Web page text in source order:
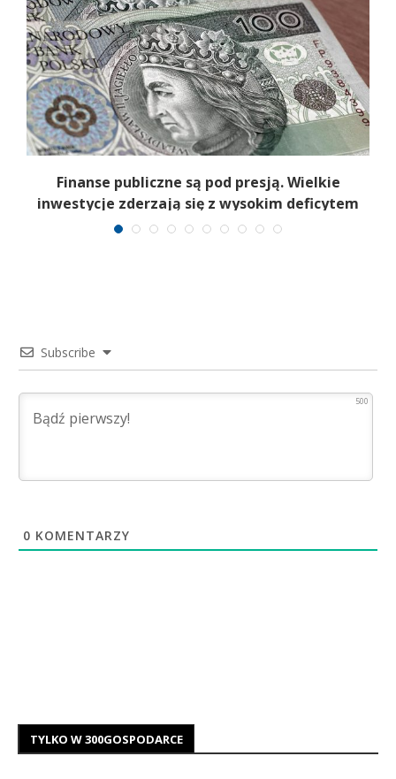
Finanse publiczne są pod presją. Wielkie
inwestycje zderzają się z wysokim deficytem
Subscribe
500
0 KOMENTARZY
TYLKO W 300GOSPODARCE